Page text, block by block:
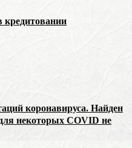
коронавируса. Найден
некоторых COVID не